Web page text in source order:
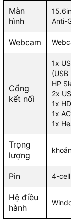
Màn
hình
Anti-
Webcam
Cổng
kết nối
1x
HP
2x
1x
1x
1x
Trọng
lượng
Pin 4-
Hệ điều
hành